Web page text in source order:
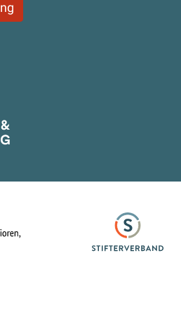
Familie, Senioren, Frauen und Jugend
Stifterverband